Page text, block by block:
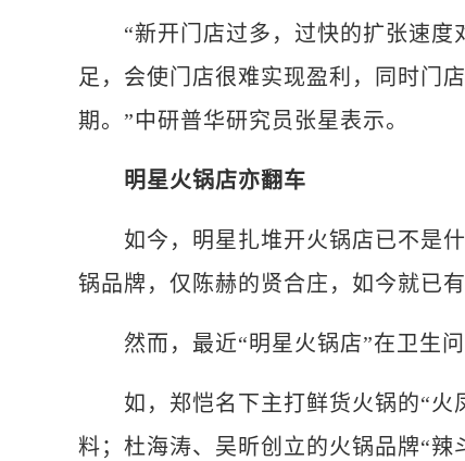
“新开门店过多，过快的扩张速度
足，会使门店很难实现盈利，同时门
期。”中研普华研究员张星表示。
明星火锅店亦翻车
如今，明星扎堆开火锅店已不是什
锅品牌，仅陈赫的贤合庄，如今就已有
然而，最近“明星火锅店”在卫生问
如，郑恺名下主打鲜货火锅的“火
料；杜海涛、吴昕创立的火锅品牌“